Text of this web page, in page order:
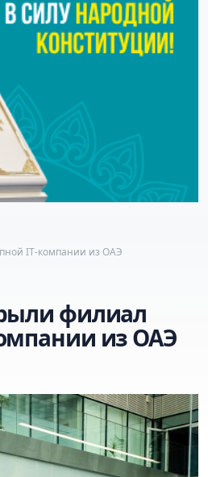
IT-компании из ОАЭ
филиал
из ОАЭ